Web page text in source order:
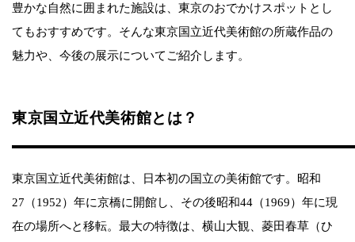
豊かな自然に囲まれた施設は、東京のおでかけスポットとし
てもおすすめです。そんな東京国立近代美術館の所蔵作品の
魅力や、今後の展示についてご紹介します。
東京国立近代美術館とは？
東京国立近代美術館は、日本初の国立の美術館です。昭和
27（1952）年に京橋に開館し、その後昭和44（1969）年に現
在の場所へと移転。最大の特徴は、横山大観、菱田春草（ひ